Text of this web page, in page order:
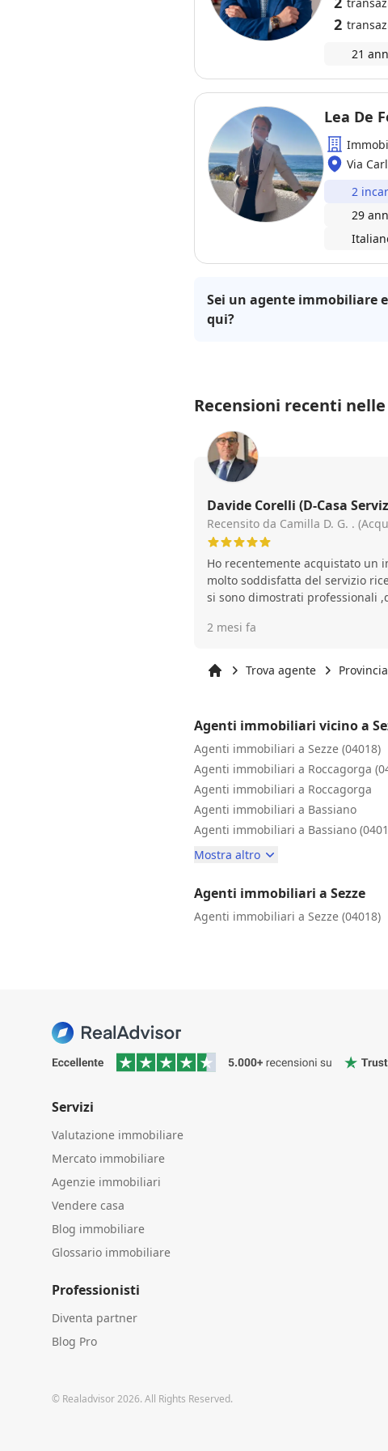
2
21
Lea De
Via
2
29
Sei un agente immobiliare
qui?
Recensioni recenti
Davide Corelli (D-Casa
Recensito da Camilla D. G. .
Ho recentemente acquistato un
molto soddisfatta del servizio
si sono dimostrati professionali
rogito. Ho apprezzato in
necessaria e il supporto nella
burocratiche. Si è concluso tutto
2 mesi fa
Trova agente
Agenti immobiliari vicino a
Agenti immobiliari a Sezze (04018)
Agenti immobiliari a Roccagorga
Agenti immobiliari a Roccagorga
Agenti immobiliari a Bassiano
Agenti immobiliari a Bassiano
Mostra altro
Agenti immobiliari a Sezze
Agenti immobiliari a Sezze (04018)
Servizi
Valutazione immobiliare
Mercato immobiliare
Agenzie immobiliari
Vendere casa
Blog immobiliare
Glossario immobiliare
Professionisti
Diventa partner
Blog Pro
© Realadvisor 2026. All Rights Reserved.